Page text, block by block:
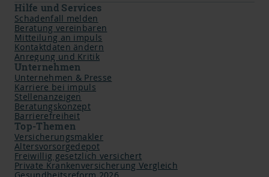
Hilfe und Services
Schadenfall melden
Beratung vereinbaren
Mitteilung an impuls
Kontaktdaten ändern
Anregung und Kritik
Unternehmen
Unternehmen & Presse
Karriere bei impuls
Stellenanzeigen
Beratungskonzept
Barrierefreiheit
Top-Themen
Versicherungsmakler
Altersvorsorgedepot
Freiwillig gesetzlich versichert
Private Krankenversicherung Vergleich
Gesundheitsreform 2026